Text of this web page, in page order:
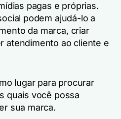
pagas e próprias.
podem ajudá-lo a
da marca, criar
atendimento ao cliente e
lugar para procurar
quais você possa
sua marca.